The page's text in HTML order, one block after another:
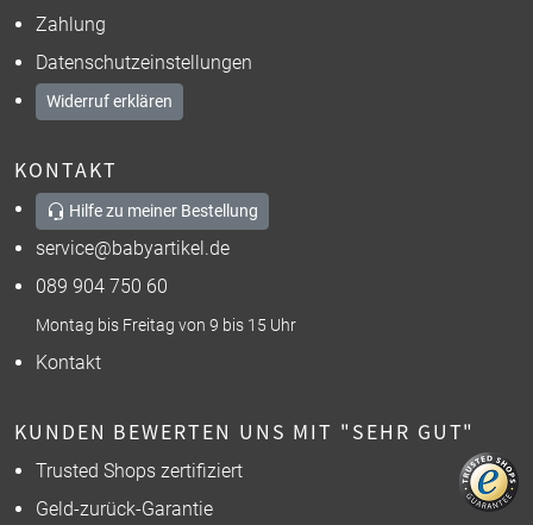
Zahlung
Datenschutzeinstellungen
Widerruf erklären
KONTAKT
Hilfe zu meiner Bestellung
service@babyartikel.de
089 904 750 60
Montag bis Freitag von 9 bis 15 Uhr
Kontakt
KUNDEN BEWERTEN UNS MIT "SEHR GUT"
Trusted Shops zertifiziert
Geld-zurück-Garantie